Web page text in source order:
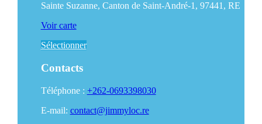
Sainte Suzanne, Canton de Saint-André-1, 97441, RE
Voir carte
Sélectionner
Contacts
Téléphone : +262-0693398030
E-mail: contact@jimmyloc.re